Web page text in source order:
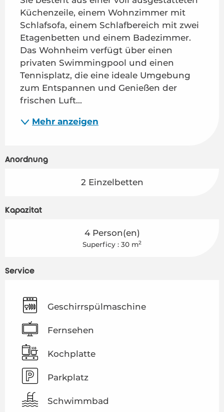
Küchenzeile, einem Wohnzimmer mit
Schlafsofa, einem Schlafbereich mit zwei
Etagenbetten und einem Badezimmer.
Das Wohnheim verfügt über einen
privaten Swimmingpool und einen
Tennisplatz, die eine ideale Umgebung
zum Entspannen und Genießen der
frischen Luft...
Mehr anzeigen
Anordnung
2 Einzelbetten
Kapazität
4 Person(en)
Superficy : 30 m2
Service
Geschirrspülmaschine
Fernsehen
Kochplatte
Parkplatz
Schwimmbad